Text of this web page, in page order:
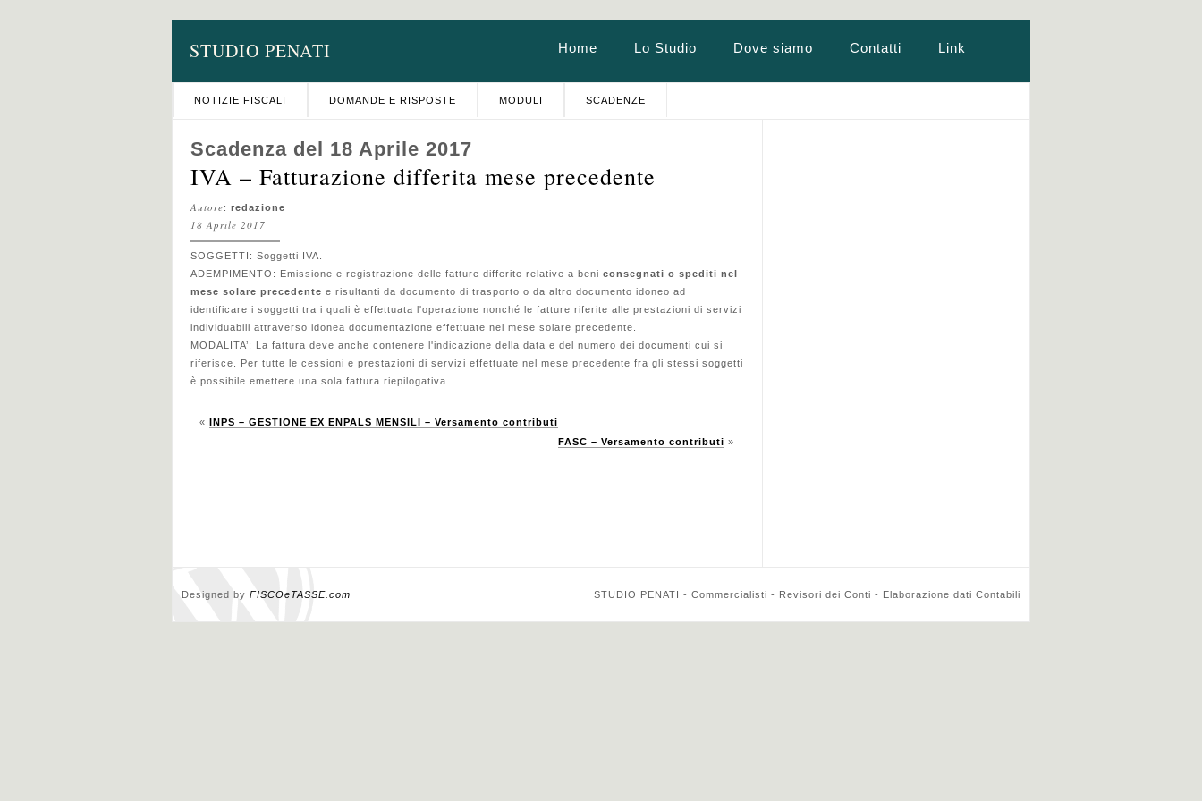
STUDIO PENATI Home Lo Studio Dove siamo Contatti Link
NOTIZIE FISCALI DOMANDE E RISPOSTE MODULI SCADENZE
Scadenza del 18 Aprile 2017
IVA – Fatturazione differita mese precedente
Autore: redazione
18 Aprile 2017
SOGGETTI: Soggetti IVA.
ADEMPIMENTO: Emissione e registrazione delle fatture differite relative a beni consegnati o spediti nel
mese solare precedente e risultanti da documento di trasporto o da altro documento idoneo ad
identificare i soggetti tra i quali è effettuata l'operazione nonché le fatture riferite alle prestazioni di servizi
individuabili attraverso idonea documentazione effettuate nel mese solare precedente.
MODALITA’: La fattura deve anche contenere l'indicazione della data e del numero dei documenti cui si
riferisce. Per tutte le cessioni e prestazioni di servizi effettuate nel mese precedente fra gli stessi soggetti
è possibile emettere una sola fattura riepilogativa.
« INPS – GESTIONE EX ENPALS MENSILI – Versamento contributi
FASC – Versamento contributi »
Designed by FISCOeTASSE.com STUDIO PENATI - Commercialisti - Revisori dei Conti - Elaborazione dati Contabili